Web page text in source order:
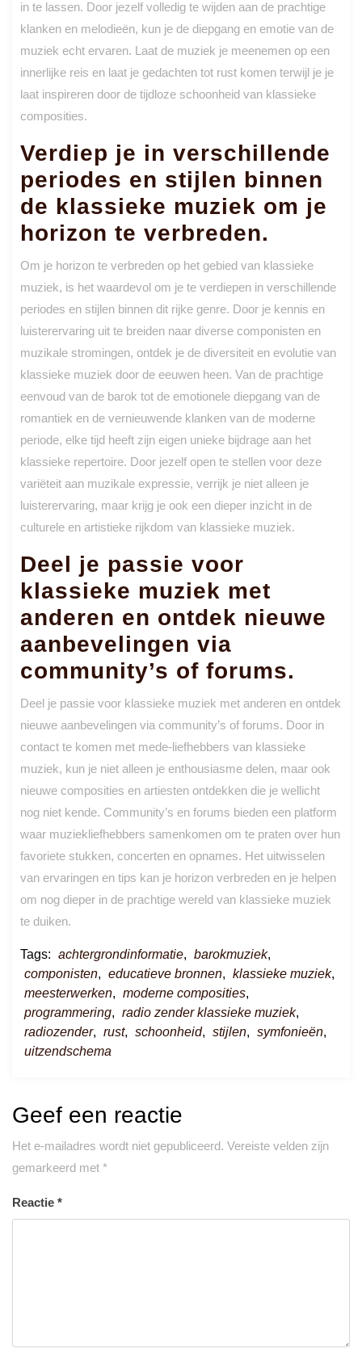
in te lassen. Door jezelf volledig te wijden aan de prachtige
klanken en melodieën, kun je de diepgang en emotie van de
muziek echt ervaren. Laat de muziek je meenemen op een
innerlijke reis en laat je gedachten tot rust komen terwijl je je
laat inspireren door de tijdloze schoonheid van klassieke
composities.
Verdiep je in verschillende
periodes en stijlen binnen
de klassieke muziek om je
horizon te verbreden.
Om je horizon te verbreden op het gebied van klassieke
muziek, is het waardevol om je te verdiepen in verschillende
periodes en stijlen binnen dit rijke genre. Door je kennis en
luisterervaring uit te breiden naar diverse componisten en
muzikale stromingen, ontdek je de diversiteit en evolutie van
klassieke muziek door de eeuwen heen. Van de prachtige
eenvoud van de barok tot de emotionele diepgang van de
romantiek en de vernieuwende klanken van de moderne
periode, elke tijd heeft zijn eigen unieke bijdrage aan het
klassieke repertoire. Door jezelf open te stellen voor deze
variëteit aan muzikale expressie, verrijk je niet alleen je
luisterervaring, maar krijg je ook een dieper inzicht in de
culturele en artistieke rijkdom van klassieke muziek.
Deel je passie voor
klassieke muziek met
anderen en ontdek nieuwe
aanbevelingen via
community’s of forums.
Deel je passie voor klassieke muziek met anderen en ontdek
nieuwe aanbevelingen via community’s of forums. Door in
contact te komen met mede-liefhebbers van klassieke
muziek, kun je niet alleen je enthousiasme delen, maar ook
nieuwe composities en artiesten ontdekken die je wellicht
nog niet kende. Community’s en forums bieden een platform
waar muziekliefhebbers samenkomen om te praten over hun
favoriete stukken, concerten en opnames. Het uitwisselen
van ervaringen en tips kan je horizon verbreden en je helpen
om nog dieper in de prachtige wereld van klassieke muziek
te duiken.
Tags: achtergrondinformatie, barokmuziek,
componisten, educatieve bronnen, klassieke muziek,
meesterwerken, moderne composities,
programmering, radio zender klassieke muziek,
radiozender, rust, schoonheid, stijlen, symfonieën,
uitzendschema
Geef een reactie
Het e-mailadres wordt niet gepubliceerd. Vereiste velden zijn
gemarkeerd met *
Reactie *